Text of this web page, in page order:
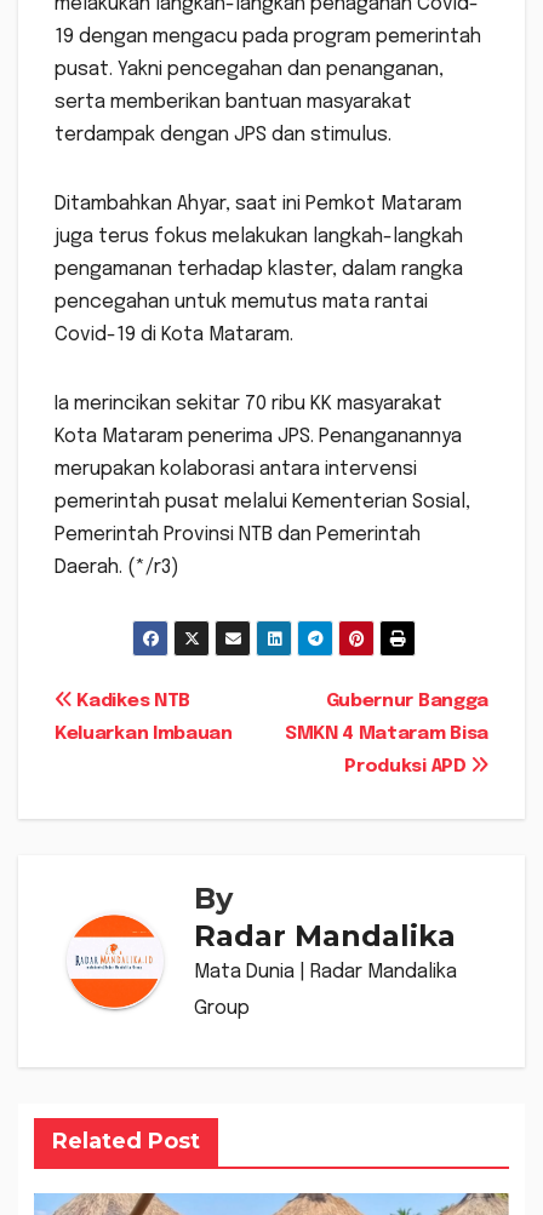
melakukan langkah-langkah penaganan Covid-
19 dengan mengacu pada program pemerintah
pusat. Yakni pencegahan dan penanganan,
serta memberikan bantuan masyarakat
terdampak dengan JPS dan stimulus.
Ditambahkan Ahyar, saat ini Pemkot Mataram
juga terus fokus melakukan langkah-langkah
pengamanan terhadap klaster, dalam rangka
pencegahan untuk memutus mata rantai
Covid-19 di Kota Mataram.
Ia merincikan sekitar 70 ribu KK masyarakat
Kota Mataram penerima JPS. Penanganannya
merupakan kolaborasi antara intervensi
pemerintah pusat melalui Kementerian Sosial,
Pemerintah Provinsi NTB dan Pemerintah
Daerah. (*/r3)
Navigasi
Gubernur Bangga
SMKN 4 Mataram Bisa
Produksi APD
Kadikes NTB
Keluarkan Imbauan
By
Radar Mandalika
Mata Dunia | Radar Mandalika
Group
Related Post